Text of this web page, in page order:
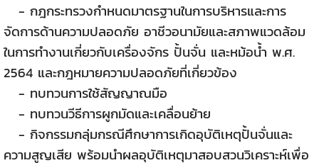
- กฎกระทรวงกำหนดมาตรฐานในการบริหารและการ
จัดการด้านความปลอดภัย อาชีวอนามัยและสภาพแวดล้อม
ในการทำงานเกี่ยวกับเครื่องจักร ปั้นจั่น และหม้อน้ำ พ.ศ.
2564 และกฎหมายความปลอดภัยที่เกี่ยวข้อง
- ทบทวนการใช้สัญญาณมือ
- ทบทวนวีธีการผูกมัดและเคลื่อนย้าย
- กิจกรรมกลุ่มกรณีศึกษาการเกิดอุบัติเหตุปั้นจั่นและ
ความสูญเสีย พร้อมนำผลอุบัติเหตุมาสอบสวนวิเคราะห์เพื่อ